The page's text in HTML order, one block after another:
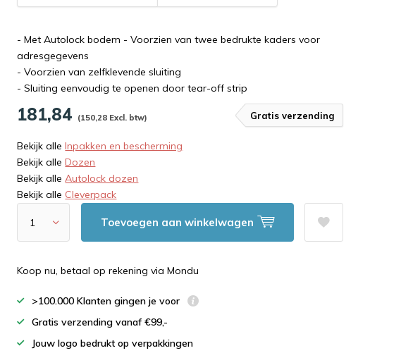
- Met Autolock bodem - Voorzien van twee bedrukte kaders voor
adresgegevens
- Voorzien van zelfklevende sluiting
- Sluiting eenvoudig te openen door tear-off strip
181,84 (150,28 Excl. btw) Gratis verzending
Bekijk alleInpakken en bescherming
Bekijk alleDozen
Bekijk alleAutolock dozen
Bekijk alle Cleverpack
Toevoegen aan winkelwagen
Koop nu, betaal op rekening via Mondu
>100.000 Klanten gingen je voor
Gratis verzending vanaf €99,-
Jouw logo bedrukt op verpakkingen